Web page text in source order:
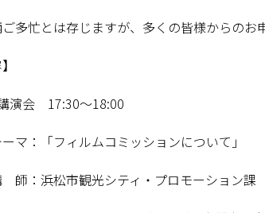
多忙とは存じますが、多くの皆様からのお
演会 17:30～18:00
：「フィルムコミッションについて」
：浜松市観光シティ・プロモーション課